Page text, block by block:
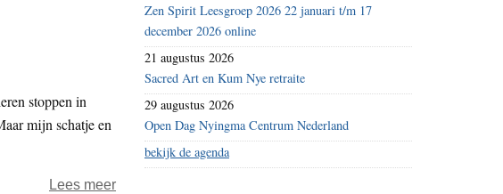
Vriendschap
stoppen in
mijn schatje en
Lees meerover
Zen Spirit Leesgroep 2026 22 januari t/m 17
december 2026 online
21 augustus 2026
Sacred Art en Kum Nye retraite
29 augustus 2026
Open Dag Nyingma Centrum Nederland
bekijk de agenda